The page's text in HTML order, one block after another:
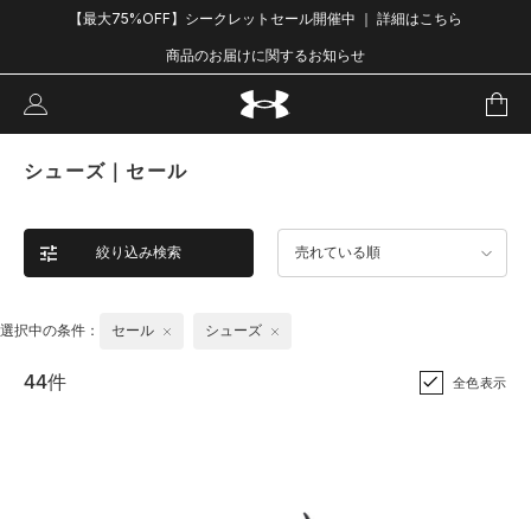
【最大75%OFF】シークレットセール開催中 ｜ 詳細はこちら
商品のお届けに関するお知らせ
シューズ｜セール
絞り込み検索 売れている順
選択中の条件： セール シューズ
44件 全色表示